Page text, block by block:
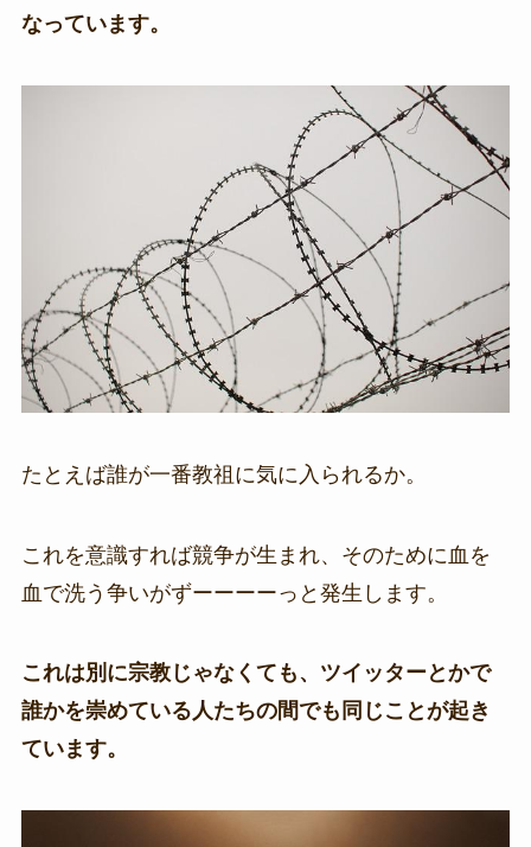
なっています。
たとえば誰が一番教祖に気に入られるか。
これを意識すれば競争が生まれ、そのために血を
血で洗う争いがずーーーーっと発生します。
これは別に宗教じゃなくても、ツイッターとかで
誰かを崇めている人たちの間でも同じことが起き
ています。